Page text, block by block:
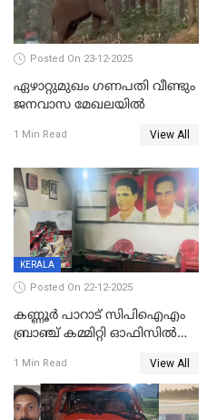
Posted On 23-12-2025
ഏഴാറ്റുമുഖം ഗണപതി വീണ്ടും
ജനവാസ മേഖലയിൽ
1 Min Read View All
KERALA
Posted On 22-12-2025
കണ്ണൂർ പാറാട് സിപിഐഎം
ബ്രാഞ്ച് കമ്മിറ്റി ഓഫിസിൽ
ചിത്രങ്ങളടക്കം കത്തിയ
നിലയിൽ
1 Min Read View All